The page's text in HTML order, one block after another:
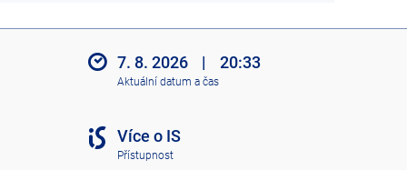
7. 8. 2026 | 20:33
Aktuální datum a čas
Více o IS
Přístupnost